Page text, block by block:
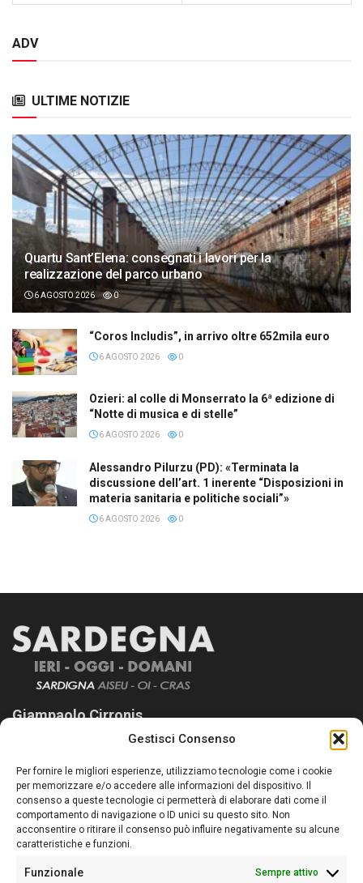
Gestisci Consenso
Per fornire le migliori esperienze, utilizziamo tecnologie come i cookie
per memorizzare e/o accedere alle informazioni del dispositivo. Il
consenso a queste tecnologie ci permetterà di elaborare dati come il
comportamento di navigazione o ID unici su questo sito. Non
acconsentire o ritirare il consenso può influire negativamente su alcune
caratteristiche e funzioni.
Funzionale Sempre attivo
ADV
ULTIME NOTIZIE
Quartu Sant’Elena: consegnati i lavori per la
realizzazione del parco urbano
6 AGOSTO 2026 0
“Coros Includis”, in arrivo oltre 652mila euro
6 AGOSTO 2026 0
Ozieri: al colle di Monserrato la 6ª edizione di
“Notte di musica e di stelle”
6 AGOSTO 2026 0
Alessandro Pilurzu (PD): «Terminata la
discussione dell’art. 1 inerente “Disposizioni in
materia sanitaria e politiche sociali”»
6 AGOSTO 2026 0
Giampaolo Cirronis
Sardegna Ieri-Oggi-Domani nasce per informare “liberamente” i
lettori su quanto accade in Sardegna, con un occhio rivolto al
nostro passato e, soprattutto, al nostro futuro
Follow Us